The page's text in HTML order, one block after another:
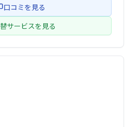
口コミを見る
サービスを見る